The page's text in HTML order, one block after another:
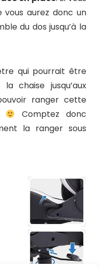
vous aurez donc un
du dos jusqu’à la
qui pourrait être
chaise jusqu’aux
ranger cette
Comptez donc
la ranger sous